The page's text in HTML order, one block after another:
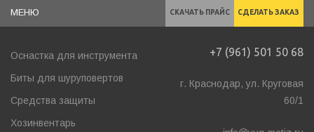
МЕНЮ СКАЧАТЬ ПРАЙС СДЕЛАТЬ ЗАКАЗ
Оснастка для инструмента
Биты для шуруповертов
Средства защиты
Хозинвентарь
+7 (961) 501 50 68
г. Краснодар, ул. Круговая
60/1